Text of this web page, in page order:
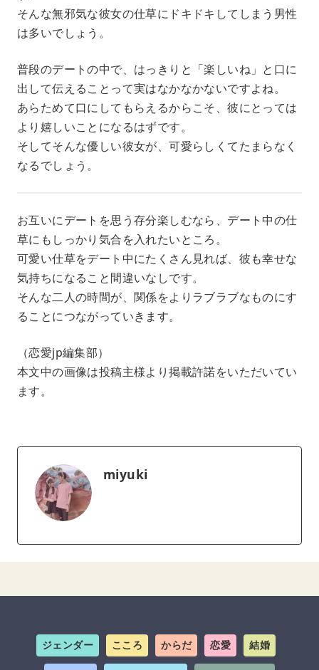
そんな無邪気な彼女の仕草にドキドキしてしまう男性
は多いでしょう。
普段のデートの中で、はっきりと「楽しいね」と口に
出して伝えることって実はなかなかないですよね。
あらためて口にしてもらえるからこそ、彼にとっては
より嬉しいことになるはずです。
そしてそんな優しい彼女が、可愛らしくてたまらなく
なるでしょう。
お互いにデートを思う存分楽しむなら、デート中の仕
草にもしっかり気合を入れたいところ。
可愛い仕草をデート中にたくさん見れば、彼も幸せな
気持ちになること間違いなしです。
そんな二人の時間が、関係をよりラブラブなものにす
ることにつながっていきます。
（恋愛jp編集部）
本文中の画像は投稿主様より掲載許諾をいただいてい
ます。
miyuki
ジェンダー こころ からだ 恋愛 結婚